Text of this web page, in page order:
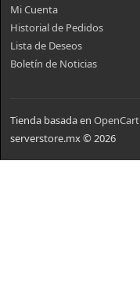
Mi Cuenta
Historial de Pedidos
Lista de Deseos
Boletín de Noticias
Tienda basada en OpenCart
serverstore.mx © 2026